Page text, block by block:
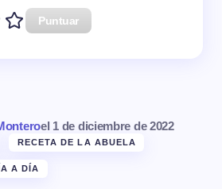
Puntuar
el 1 de diciembre de 2022
RECETA DE LA ABUELA
A DÍA